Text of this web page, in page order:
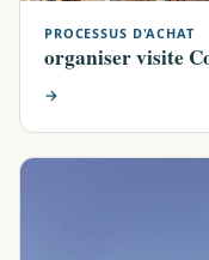
PROCESSUS D'ACHAT
organiser visite
→